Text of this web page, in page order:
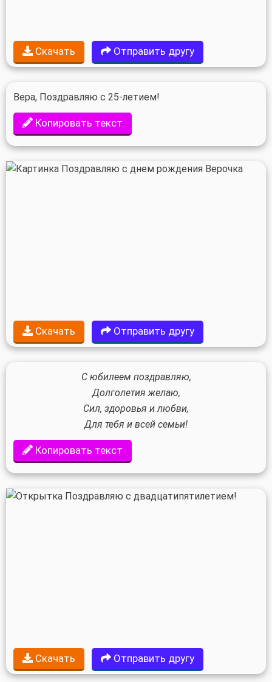
Скачать Отправить другу
Вера, Поздравляю с 25-летием!
Копировать текст
Скачать Отправить другу
С юбилеем поздравляю,
Долголетия желаю,
Сил, здоровья и любви,
Для тебя и всей семьи!
Копировать текст
Скачать Отправить другу